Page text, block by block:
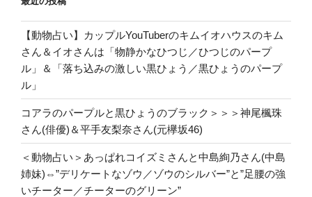
【動物占い】カップルYouTuberのキムイオハウスのキム
さん＆イオさんは「物静かなひつじ／ひつじのパープ
ル」＆「落ち込みの激しい黒ひょう／黒ひょうのパープ
ル」
コアラのパープルと黒ひょうのブラック＞＞＞神尾楓珠
さん(俳優)＆平手友梨奈さん(元欅坂46)
＜動物占い＞あっぱれコイズミさんと中島絢乃さん(中島
姉妹)⇔”デリケートなゾウ／ゾウのシルバー”と”足腰の強
いチーター／チーターのグリーン”